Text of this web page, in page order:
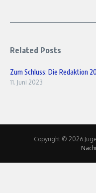
Related Posts
Zum Schluss: Die Redaktion
11. Juni 2023
Copyright © 2026